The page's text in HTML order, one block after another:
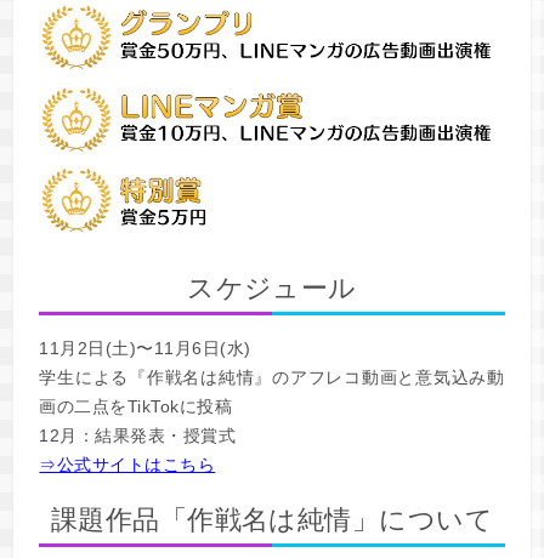
スケジュール
11月2日(土)〜11月6日(水)
学生による『作戦名は純情』のアフレコ動画と意気込み動
画の二点をTikTokに投稿
12月：結果発表・授賞式
⇒公式サイトはこちら
課題作品「作戦名は純情」について